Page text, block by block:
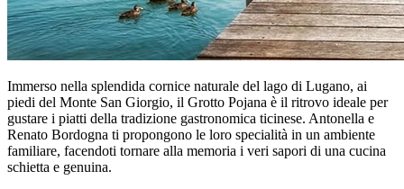
Immerso nella splendida cornice naturale del lago di Lugano, ai
piedi del Monte San Giorgio, il Grotto Pojana è il ritrovo ideale per
gustare i piatti della tradizione gastronomica ticinese. Antonella e
Renato Bordogna ti propongono le loro specialità in un ambiente
familiare, facendoti tornare alla memoria i veri sapori di una cucina
schietta e genuina.